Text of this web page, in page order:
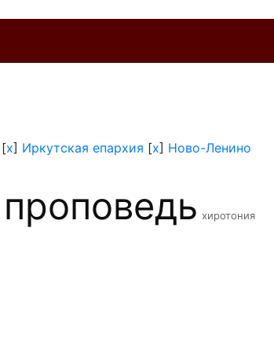
[x] Иркутская епархия [x] Ново-Ленино
проповедь хиротония